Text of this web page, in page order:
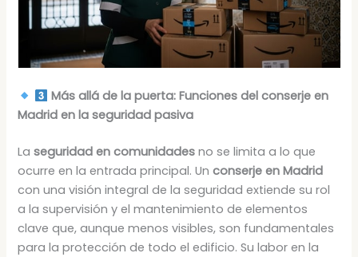
Más allá de la puerta: Funciones del conserje en
Madrid en la seguridad pasiva
Laseguridad en comunidades no se limita a lo que
ocurre en la entrada principal. Unconserje en Madrid
con una visión integral de la seguridad extiende su rol
a la supervisión y el mantenimiento de elementos
clave que, aunque menos visibles, son fundamentales
para la protección de todo el edificio. Su labor en la